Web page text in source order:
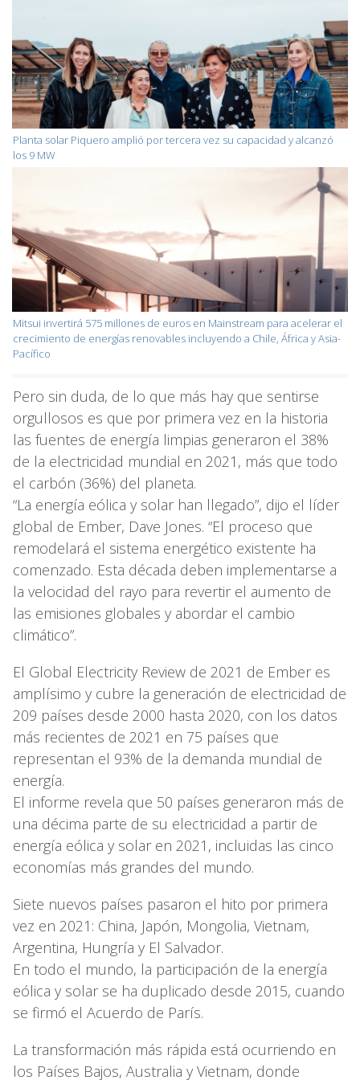
Planta solar Piquero amplió por tercera vez su capacidad y alcanzó
los 9 MW
Mitsui invertirá 575 millones de euros en Mainstream para acelerar el
crecimiento de energías renovables incluyendo a Chile, África y Asia-
Pacífico
Pero sin duda, de lo que más hay que sentirse
orgullosos es que por primera vez en la historia
las fuentes de energía limpias generaron el 38%
de la electricidad mundial en 2021, más que todo
el carbón (36%) del planeta.
“La energía eólica y solar han llegado”, dijo el líder
global de Ember, Dave Jones. “El proceso que
remodelará el sistema energético existente ha
comenzado. Esta década deben implementarse a
la velocidad del rayo para revertir el aumento de
las emisiones globales y abordar el cambio
climático”.
El Global Electricity Review de 2021 de Ember es
amplísimo y cubre la generación de electricidad de
209 países desde 2000 hasta 2020, con los datos
más recientes de 2021 en 75 países que
representan el 93% de la demanda mundial de
energía.
El informe revela que 50 países generaron más de
una décima parte de su electricidad a partir de
energía eólica y solar en 2021, incluidas las cinco
economías más grandes del mundo.
Siete nuevos países pasaron el hito por primera
vez en 2021: China, Japón, Mongolia, Vietnam,
Argentina, Hungría y El Salvador.
En todo el mundo, la participación de la energía
eólica y solar se ha duplicado desde 2015, cuando
se firmó el Acuerdo de París.
La transformación más rápida está ocurriendo en
los Países Bajos, Australia y Vietnam, donde